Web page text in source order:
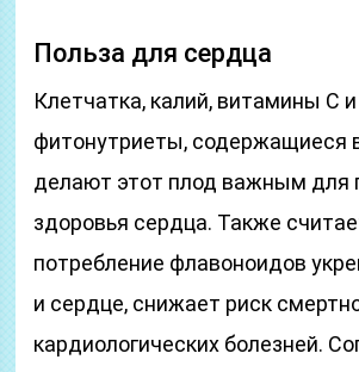
Польза для сердца
Клетчатка, калий, витамины С
фитонутриеты, содержащиеся
делают этот плод важным для
здоровья сердца. Также
потребление флавоноидов
и сердце, снижает риск
кардиологических болезней.